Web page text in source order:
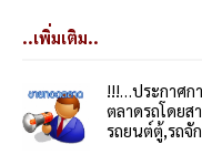
..เพิ่มเติม..
!!!…ประกาศก
ตลาดรถโดยส
รถยนต์ตู้,รถจั